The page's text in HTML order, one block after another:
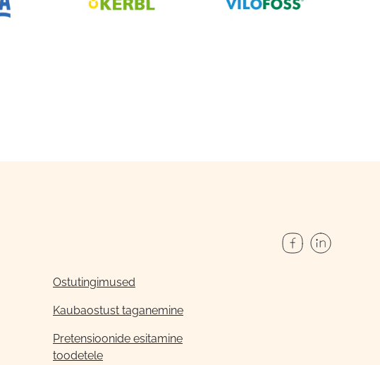
Ostutingimused
Kaubaostust taganemine
Pretensioonide esitamine
toodetele